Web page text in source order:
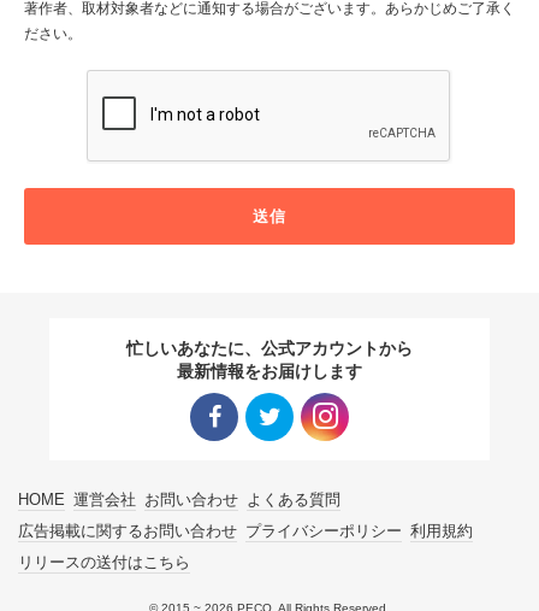
著作者、取材対象者などに通知する場合がございます。あらかじめご了承く
ださい。
送信
忙しいあなたに、公式アカウントから
最新情報をお届けします
HOME 運営会社 お問い合わせ よくある質問
広告掲載に関するお問い合わせ プライバシーポリシー 利用規約
リリースの送付はこちら
© 2015 ~ 2026 PECO. All Rights Reserved.